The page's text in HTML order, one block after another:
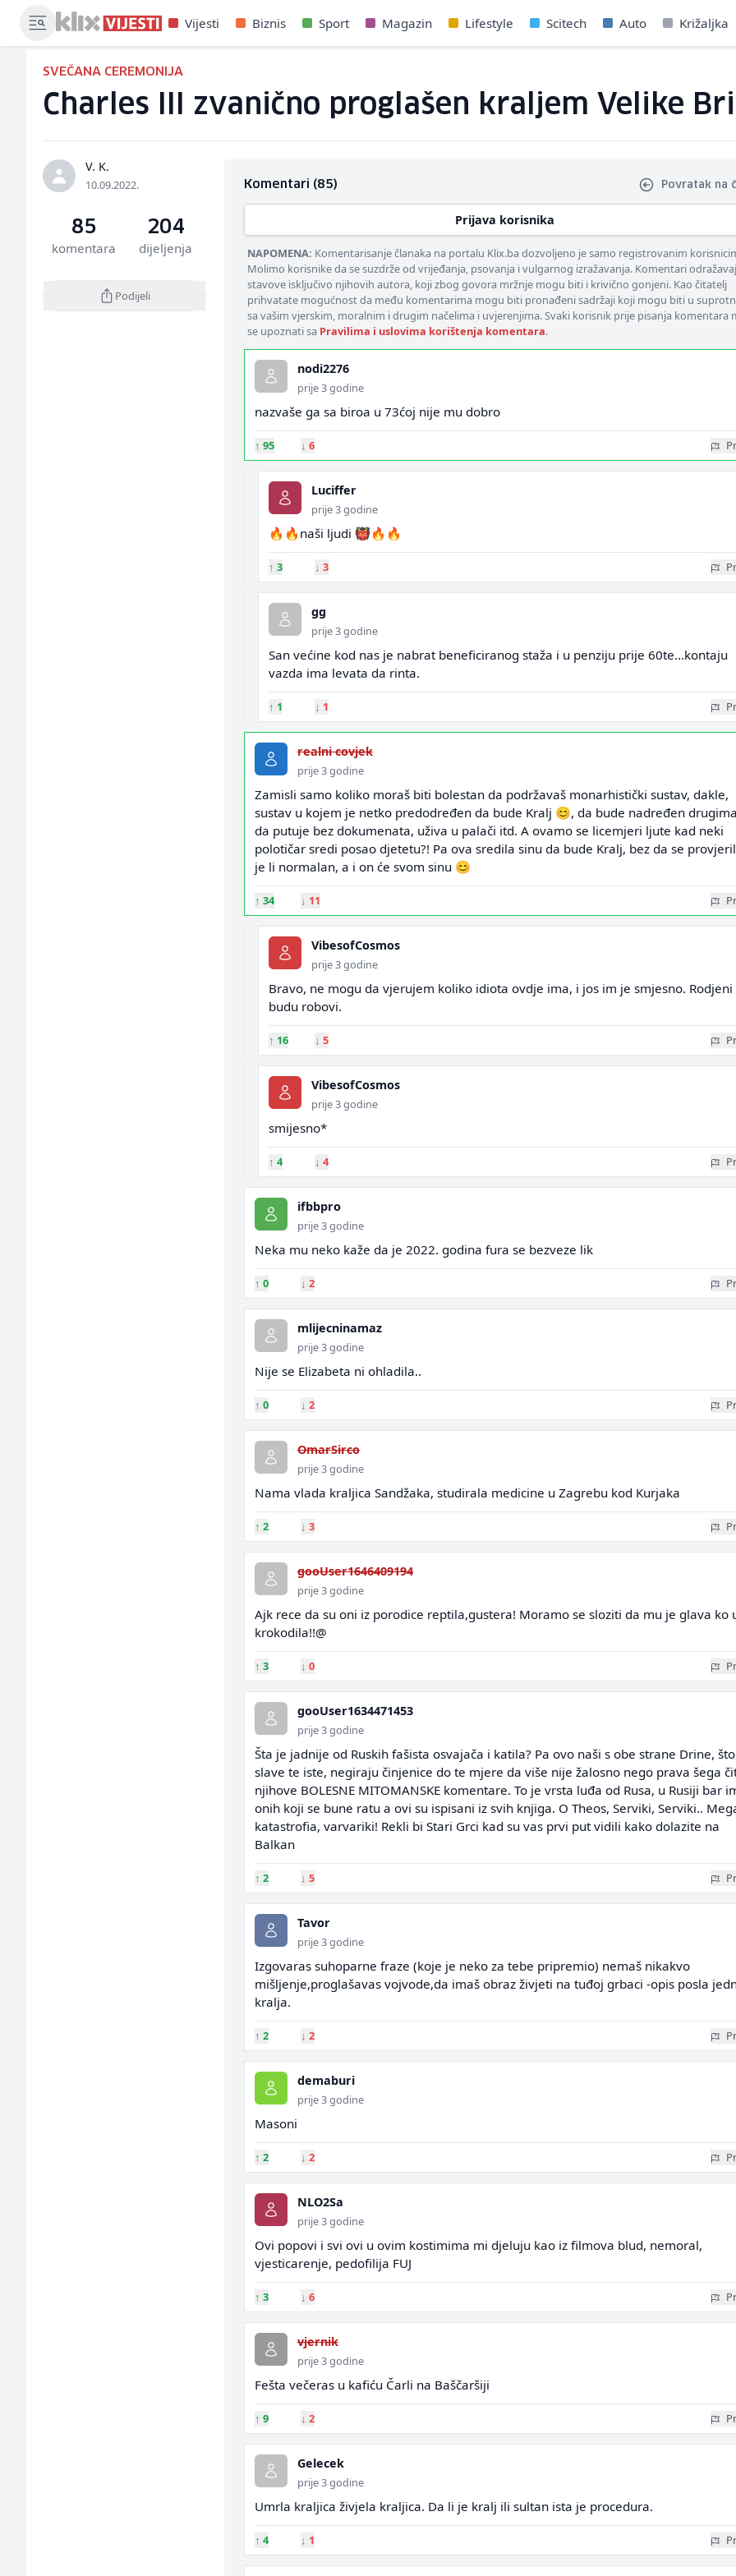
Vijesti Biznis Sport Magazin Lifestyle Scitech Auto Križaljka
SVEČANA CEREMONIJA
Charles III zvanično proglašen kraljem Velike
V. K.
10.09.2022.
85
komentara
204
dijeljenja
Podijeli
Komentari (85) Povratak na
Prijava korisnika
NAPOMENA: Komentarisanje članaka na portalu Klix.ba dozvoljeno je samo registrovanim
Molimo korisnike da se suzdrže od vrijeđanja, psovanja i vulgarnog izražavanja. Komentari
stavove isključivo njihovih autora, koji zbog govora mržnje mogu biti i krivično gonjeni. Kao čitatelj
prihvatate mogućnost da među komentarima mogu biti pronađeni sadržaji koji mogu biti u
sa vašim vjerskim, moralnim i drugim načelima i uvjerenjima. Svaki korisnik prije pisanja komentara
se upoznati sa Pravilima i uslovima korištenja komentara.
nodi2276
prije 3 godine
nazvaše ga sa biroa u 73ćoj nije mu dobro
↑ 95 ↓ 6
Luciffer
prije 3 godine
🔥🔥naši ljudi 👹🔥🔥
↑ 3 ↓ 3
gg
prije 3 godine
San većine kod nas je nabrat beneficiranog staža i u penziju prije 60te...kontaju
vazda ima levata da rinta.
↑ 1 ↓ 1
realni covjek
prije 3 godine
Zamisli samo koliko moraš biti bolestan da podržavaš monarhistički sustav, dakle,
sustav u kojem je netko predodređen da bude Kralj 😊, da bude nadređen
da putuje bez dokumenata, uživa u palači itd. A ovamo se licemjeri ljute kad neki
polotičar sredi posao djetetu?! Pa ova sredila sinu da bude Kralj, bez da se
je li normalan, a i on će svom sinu 😊
↑ 34 ↓ 11
VibesofCosmos
prije 3 godine
Bravo, ne mogu da vjerujem koliko idiota ovdje ima, i jos im je smjesno. Rodjeni
budu robovi.
↑ 16 ↓ 5
VibesofCosmos
prije 3 godine
smijesno*
↑ 4 ↓ 4
ifbbpro
prije 3 godine
Neka mu neko kaže da je 2022. godina fura se bezveze lik
↑ 0 ↓ 2
mlijecninamaz
prije 3 godine
Nije se Elizabeta ni ohladila..
↑ 0 ↓ 2
OmarSirco
prije 3 godine
Nama vlada kraljica Sandžaka, studirala medicine u Zagrebu kod Kurjaka
↑ 2 ↓ 3
gooUser1646409194
prije 3 godine
Ajk rece da su oni iz porodice reptila,gustera! Moramo se sloziti da mu je glava ko
krokodila!!@
↑ 3 ↓ 0
gooUser1634471453
prije 3 godine
Šta je jadnije od Ruskih fašista osvajača i katila? Pa ovo naši s obe strane Drine, što
slave te iste, negiraju činjenice do te mjere da više nije žalosno nego prava šega
njihove BOLESNE MITOMANSKE komentare. To je vrsta luđa od Rusa, u Rusiji bar
onih koji se bune ratu a ovi su ispisani iz svih knjiga. O Theos, Serviki, Serviki..
katastrofia, varvariki! Rekli bi Stari Grci kad su vas prvi put vidili kako dolazite na
Balkan
↑ 2 ↓ 5
Tavor
prije 3 godine
Izgovaras suhoparne fraze (koje je neko za tebe pripremio) nemaš nikakvo
mišljenje,proglašavas vojvode,da imaš obraz živjeti na tuđoj grbaci -opis posla
kralja.
↑ 2 ↓ 2
demaburi
prije 3 godine
Masoni
↑ 2 ↓ 2
NLO2Sa
prije 3 godine
Ovi popovi i svi ovi u ovim kostimima mi djeluju kao iz filmova blud, nemoral,
vjesticarenje, pedofilija FUJ
↑ 3 ↓ 6
vjernik
prije 3 godine
Fešta večeras u kafiću Čarli na Baščaršiji
↑ 9 ↓ 2
Gelecek
prije 3 godine
Umrla kraljica živjela kraljica. Da li je kralj ili sultan ista je procedura.
↑ 4 ↓ 1